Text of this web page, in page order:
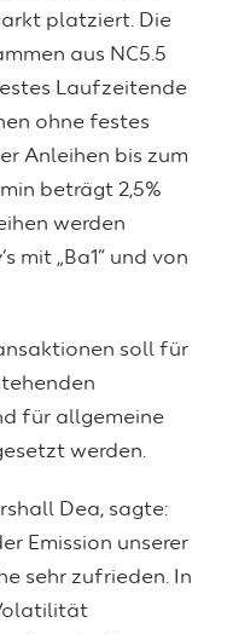
platziert. Die
aus NC5.5
Laufzeitende
ohne festes
Anleihen bis zum
beträgt 2,5%
werden
mit „Ba1“ und von
soll für
für allgemeine
werden.
Dea, sagte:
Emission unserer
sehr zufrieden. In